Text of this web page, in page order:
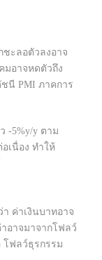
ะลอตัวลงอาจ
มอาจหดตัวถึง
นี PMI ภาคการ
-5%y/y ตาม
เนื่อง ทำให้
ค่าเงินบาทอาจ
อาจมาจากโฟลว์
โฟลว์ธุรกรรม